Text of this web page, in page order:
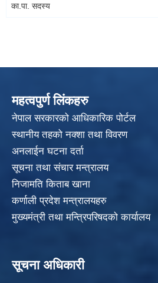
का.पा. सदस्य
महत्वपुर्ण लिंकहरु
नेपाल सरकारको आधिकारिक पोर्टल
स्थानीय तहको नक्शा तथा विवरण
अनलाईन घटना दर्ता
सूचना तथा संचार मन्त्रालय
निजामति किताब खाना
कर्णाली प्रदेश मन्त्रालयहरु
मुख्यमंत्री तथा मन्त्रिपरिषदको कार्यालय
सूचना अधिकारी